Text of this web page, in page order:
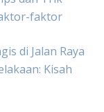
faktor
di Jalan Raya
Kisah